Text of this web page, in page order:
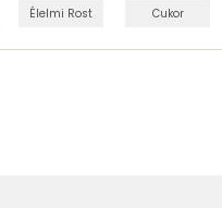
Élelmi Rost Cukor